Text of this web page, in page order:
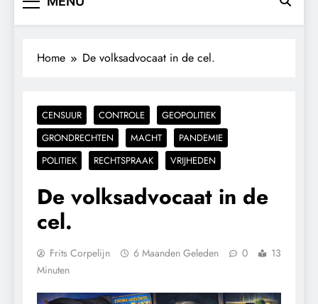
Home De volksadvocaat in de cel.
CENSUUR CONTROLE
GEOPOLITIEK
GRONDRECHTEN
MACHT
PANDEMIE
POLITIEK
RECHTSPRAAK VRIJHEDEN
De volksadvocaat in de
cel.
Frits Corpelijn 6 Maanden Geleden 0
13
Minuten